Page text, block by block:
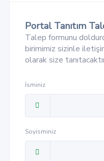
Portal Tanıtım
Talep formunu
birimimiz sizinle
olarak size
İsminiz
Soyisminiz